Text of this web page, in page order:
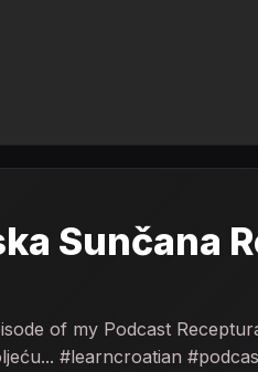
Sunčana
of my Podcast
#learncroatian